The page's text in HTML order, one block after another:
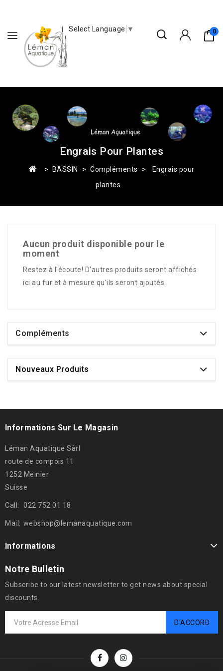
0
Select Language ▼
Engrais Pour Plantes
BASSIN Compléments
Engrais pour
plantes
Aucun produit disponible pour le
moment
Restez à l'écoute! D'autres produits seront affichés
ici au fur et à mesure qu'ils seront ajoutés.
Compléments
Nouveaux Produits
Informations Sur Le Magasin
Léman Aquatique Sàrl
route de compois 11
1252 Meinier
Suisse
Call: 022 752 01 18
Mail: webshop@lemanaquatique.com
Informations
Notre Bulletin
Subscribe to our latest newsletter to get news about special
discounts.